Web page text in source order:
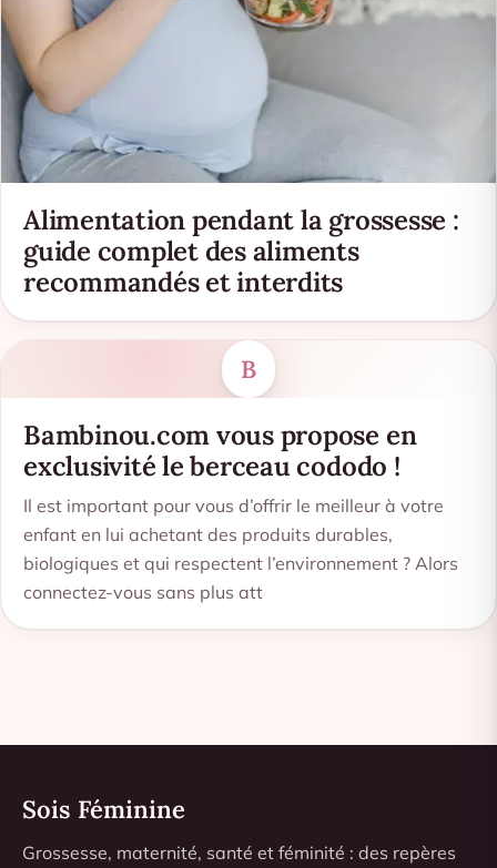
Alimentation pendant la grossesse :
guide complet des aliments
recommandés et interdits
B
Bambinou.com vous propose en
exclusivité le berceau cododo !
Il est important pour vous d’offrir le meilleur à votre
enfant en lui achetant des produits durables,
biologiques et qui respectent l’environnement ? Alors
connectez-vous sans plus att
Sois Féminine
Grossesse, maternité, santé et féminité : des repères